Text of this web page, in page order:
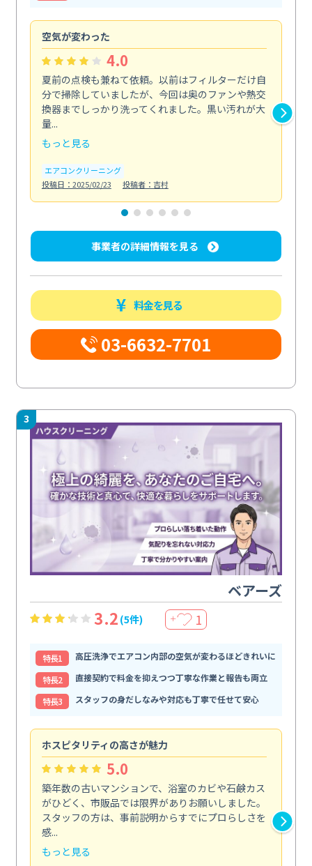
空気が変わった
4.0
夏前の点検も兼ねて依頼。以前はフィルターだけ自
分で掃除していましたが、今回は奥のファンや熱交
換器までしっかり洗ってくれました。黒い汚れが大
量...
もっと見る
エアコンクリーニング
投稿日：2025/02/23
投稿者：吉村
事業者の詳細情報を見る
料金を見る
03-6632-7701
3
ベアーズ
3.2 (5件) ＋ 1
特⻑1
高圧洗浄でエアコン内部の空気が変わるほどきれいに
特⻑2
直接契約で料金を抑えつつ丁寧な作業と報告も両立
特⻑3
スタッフの身だしなみや対応も丁寧で任せて安心
ホスピタリティの高さが魅力
5.0
築年数の古いマンションで、浴室のカビや石鹸カス
がひどく、市販品では限界がありお願いしました。
スタッフの方は、事前説明からすでにプロらしさを
感...
もっと見る